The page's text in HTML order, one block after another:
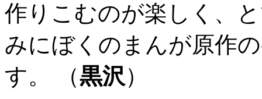
作りこむのが楽しく、
みにぼくのまんが原作
す。 （黒沢 ）